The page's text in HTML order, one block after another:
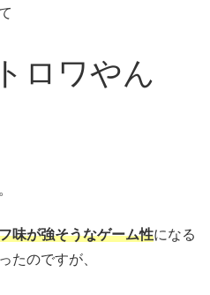
ロワやん
味が強そうなゲーム性になる
たのですが、